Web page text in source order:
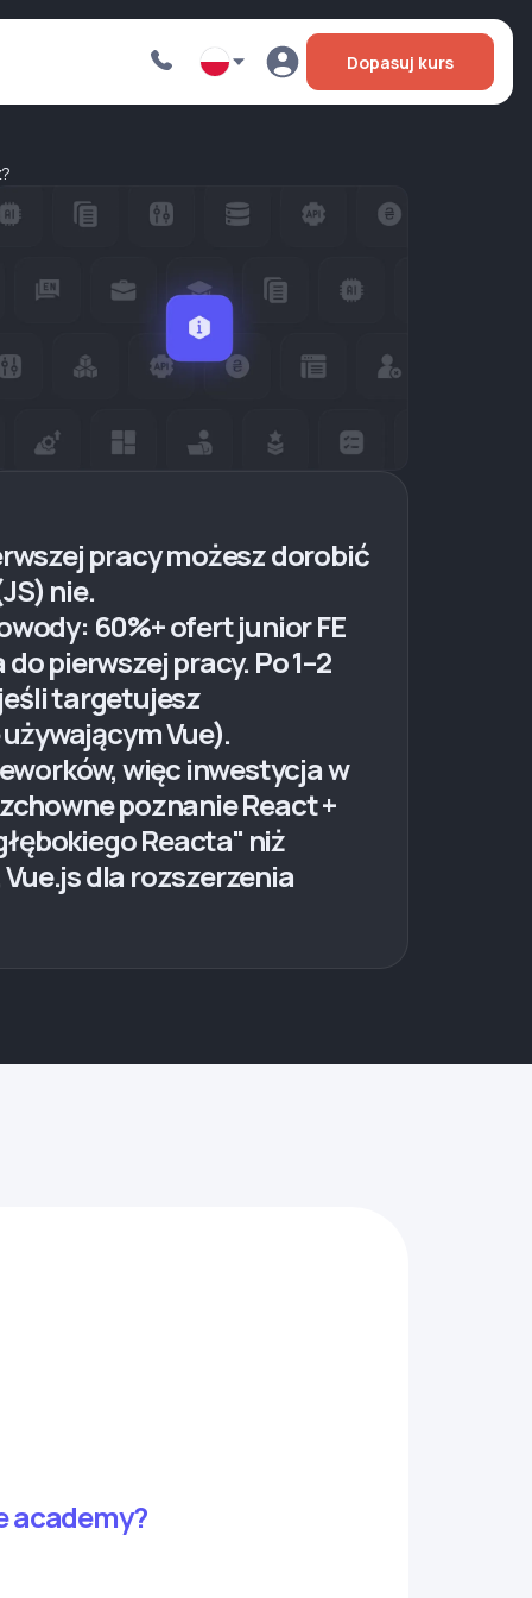
Dopasuj kurs
pracy możesz dorobić
nie.
60%+ ofert junior FE
pierwszej pracy. Po 1–2
targetujesz
Vue).
więc inwestycja w
poznanie React +
Reacta" niż
dla rozszerzenia
academy?